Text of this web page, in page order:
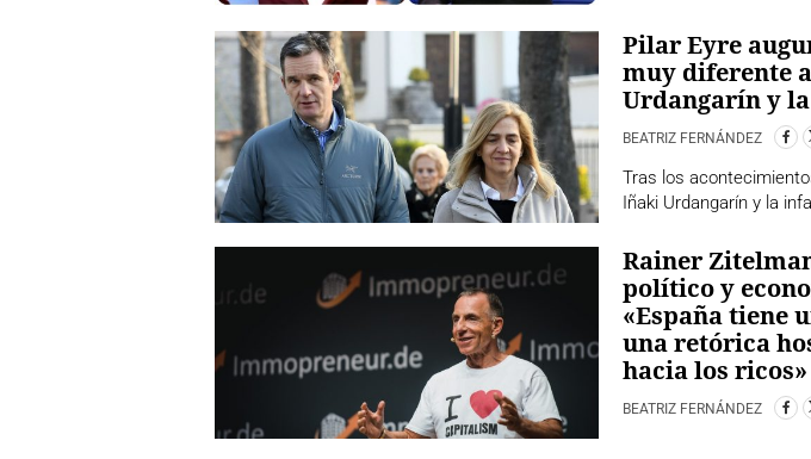
Pilar Eyre
muy diferente
Urdangarín y
BEATRIZ FERNÁNDEZ
Tras los
Iñaki Urdangarín y la
Rainer
político y
«España tiene
una retórica
hacia los ricos»
BEATRIZ FERNÁNDEZ